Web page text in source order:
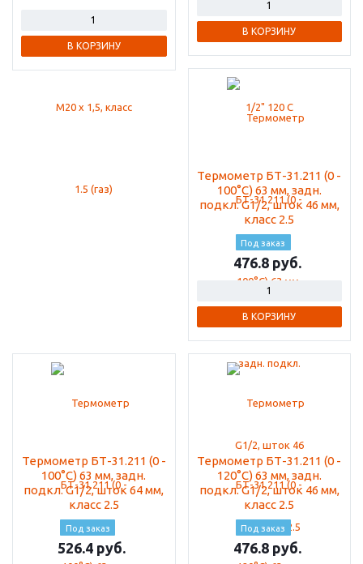
В КОРЗИНУ
В КОРЗИНУ
Термометр БТ-31.211 (0 -
100°С) 63 мм, задн.
подкл. G1/2, шток 46 мм,
класс 2.5
Под заказ
476.8
В КОРЗИНУ
Термометр БТ-31.211 (0 -
100°С) 63 мм, задн.
подкл. G1/2, шток 64 мм,
класс 2.5
Под заказ
526.4
Термометр БТ-31.211 (0 -
120°C) 63 мм, задн.
подкл. G1/2, шток 46 мм,
класс 2.5
Под заказ
476.8